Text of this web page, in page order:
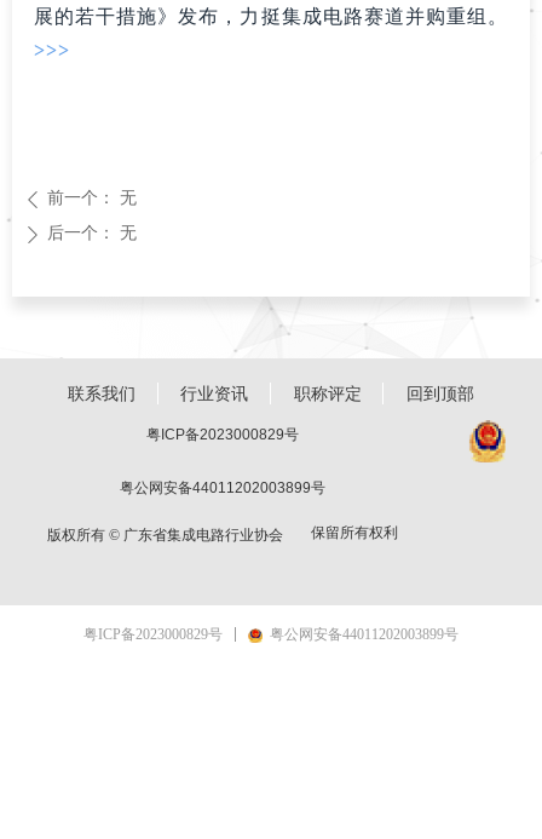
展的若干措施》发布，力挺集成电路赛道并购重组。
>>>
ꄴ 前一个： 无
ꄲ 后一个： 无
联系我们 行业资讯 职称评定 回到顶部
粤公网安备44011202003899号
版权所有 © 广东省集成电路行业协会 保留所有权利
粤ICP备2023000829号
粤ICP备2023000829号 粤公网安备44011202003899号